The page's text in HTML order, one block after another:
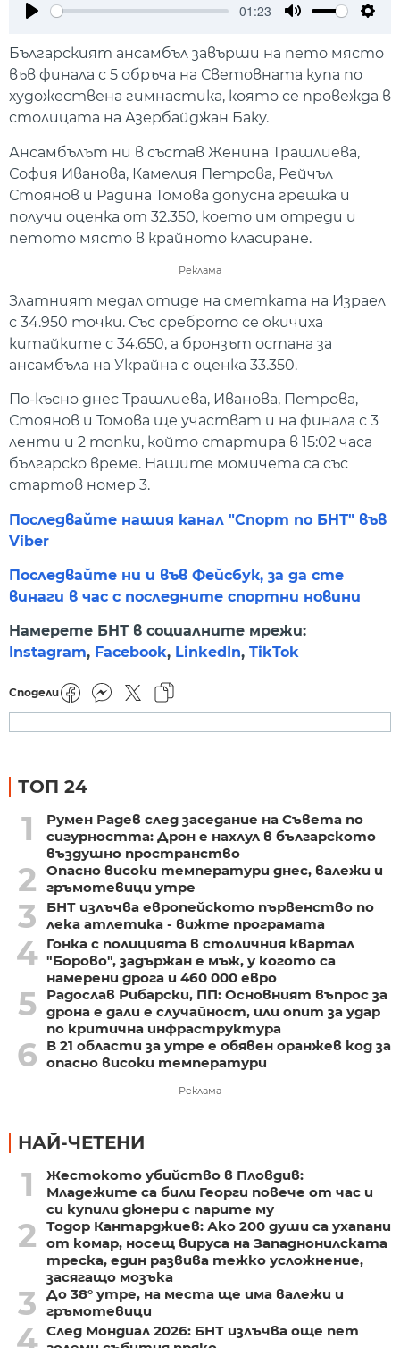
-01:23
Българският ансамбъл завърши на пето място
във финала с 5 обръча на Световната купа по
художествена гимнастика, която се провежда в
столицата на Азербайджан Баку.
Ансамбълът ни в състав Женина Трашлиева,
София Иванова, Камелия Петрова, Рейчъл
Стоянов и Радина Томова допусна грешка и
получи оценка от 32.350, което им отреди и
петото място в крайното класиране.
Реклама
Златният медал отиде на сметката на Израел
с 34.950 точки. Със среброто се окичиха
китайките с 34.650, а бронзът остана за
ансамбъла на Украйна с оценка 33.350.
По-късно днес Трашлиева, Иванова, Петрова,
Стоянов и Томова ще участват и на финала с 3
ленти и 2 топки, който стартира в 15:02 часа
българско време. Нашите момичета са със
стартов номер 3.
Последвайте нашия канал "Спорт по БНТ" във
Viber
Последвайте ни и във Фейсбук, за да сте
винаги в час с последните спортни новини
Намерете БНТ в социалните мрежи:
Instagram, Facebook, LinkedIn, TikTok
Сподели
ТОП 24
1
Румен Радев след заседание на Съвета по
сигурността: Дрон е нахлул в българското
въздушно пространство
2
Опасно високи температури днес, валежи и
гръмотевици утре
3
БНТ излъчва европейското първенство по
лека атлетика - вижте програмата
4 Гонка с полицията в столичния квартал
"Борово", задържан е мъж, у когото са
намерени дрога и 460 000 евро
5
Радослав Рибарски, ПП: Основният въпрос за
дрона е дали е случайност, или опит за удар
по критична инфраструктура
6
В 21 области за утре е обявен оранжев код за
опасно високи температури
Реклама
НАЙ-ЧЕТЕНИ
1
Жестокото убийство в Пловдив:
Младежите са били Георги повече от час и
си купили дюнери с парите му
2
Тодор Кантарджиев: Ако 200 души са ухапани
от комар, носещ вируса на Западнонилската
треска, един развива тежко усложнение,
засягащо мозъка
3
До 38° утре, на места ще има валежи и
гръмотевици
4 След Мондиал 2026: БНТ излъчва още пет